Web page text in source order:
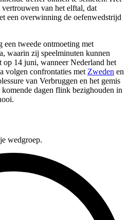
van het elftal, dat
een overwinning de oefenwedstrijd
een tweede ontmoeting met
waarin zij speelminuten kunnen
14 juni, wanneer Nederland het
volgen confrontaties met Zweden en
van Verbruggen en het gemis
dagen flink bezighouden in
wedgroep.